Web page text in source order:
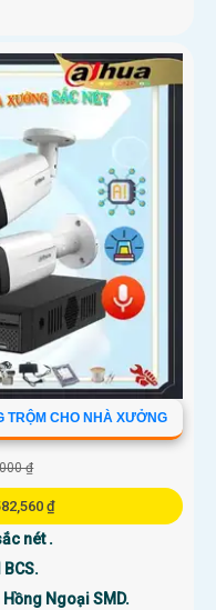
TRỘM CHO NHÀ XƯỞNG
₫
₫
nét .
BCS.
Ngoại SMD.